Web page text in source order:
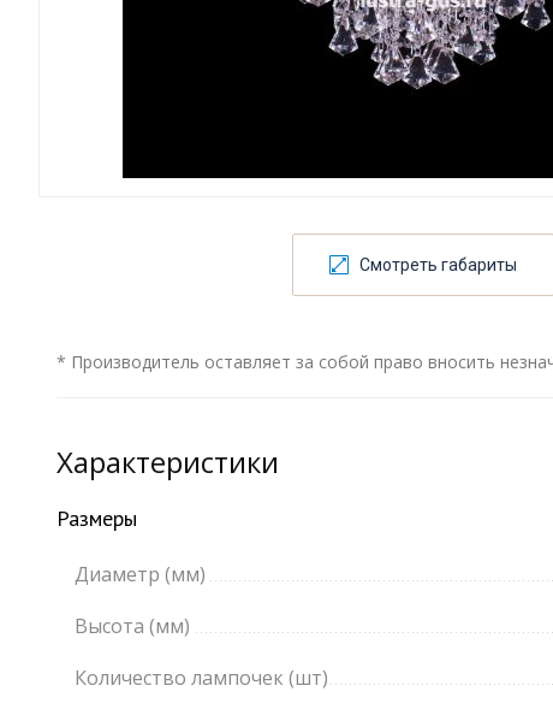
Смотреть габариты
* Производитель оставляет за собой право вносить
Характеристики
Размеры
Диаметр (мм)
Высота (мм)
Количество лампочек (шт)